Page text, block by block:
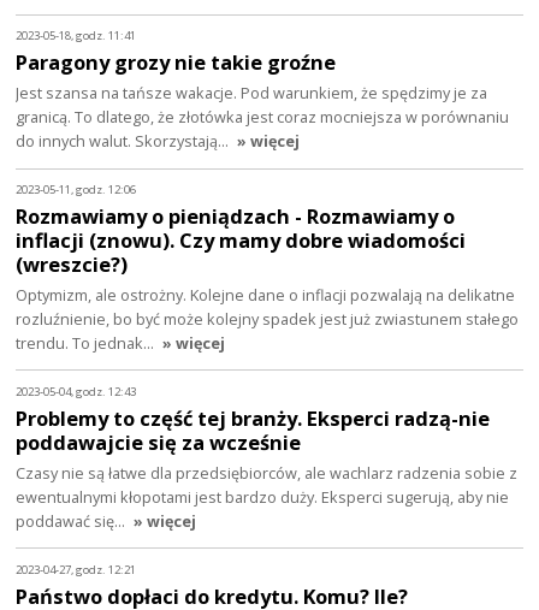
2023-05-18, godz. 11:41
Paragony grozy nie takie groźne
Jest szansa na tańsze wakacje. Pod warunkiem, że spędzimy je za
granicą. To dlatego, że złotówka jest coraz mocniejsza w porównaniu
do innych walut. Skorzystają… » więcej
2023-05-11, godz. 12:06
Rozmawiamy o pieniądzach - Rozmawiamy o
inflacji (znowu). Czy mamy dobre wiadomości
(wreszcie?)
Optymizm, ale ostrożny. Kolejne dane o inflacji pozwalają na delikatne
rozluźnienie, bo być może kolejny spadek jest już zwiastunem stałego
trendu. To jednak… » więcej
2023-05-04, godz. 12:43
Problemy to część tej branży. Eksperci radzą-nie
poddawajcie się za wcześnie
Czasy nie są łatwe dla przedsiębiorców, ale wachlarz radzenia sobie z
ewentualnymi kłopotami jest bardzo duży. Eksperci sugerują, aby nie
poddawać się… » więcej
2023-04-27, godz. 12:21
Państwo dopłaci do kredytu. Komu? Ile?